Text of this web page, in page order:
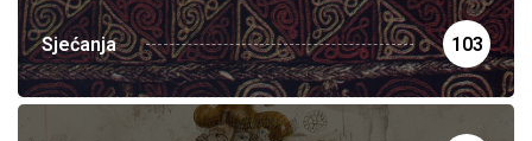
Sjećanja 103